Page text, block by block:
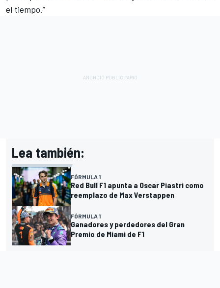
el tiempo.”
Lea también:
FÓRMULA 1
Red Bull F1 apunta a Oscar Piastri como
reemplazo de Max Verstappen
FÓRMULA 1
Ganadores y perdedores del Gran
Premio de Miami de F1